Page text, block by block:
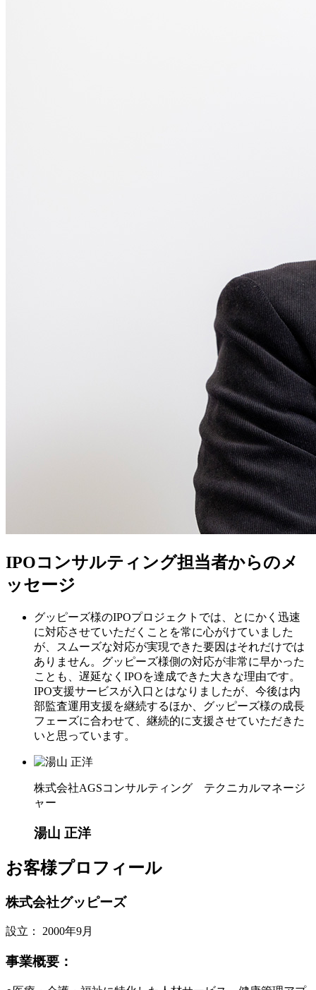
IPOコンサルティング担当者からのメ
ッセージ
グッピーズ様のIPOプロジェクトでは、とにかく迅速
に対応させていただくことを常に心がけていました
が、スムーズな対応が実現できた要因はそれだけでは
ありません。グッピーズ様側の対応が非常に早かった
ことも、遅延なくIPOを達成できた大きな理由です。
IPO支援サービスが入口とはなりましたが、今後は内
部監査運用支援を継続するほか、グッピーズ様の成長
フェーズに合わせて、継続的に支援させていただきた
いと思っています。
株式会社AGSコンサルティング テクニカルマネージ
ャー
湯山 正洋
お客様プロフィール
株式会社グッピーズ
設立： 2000年9月
事業概要：